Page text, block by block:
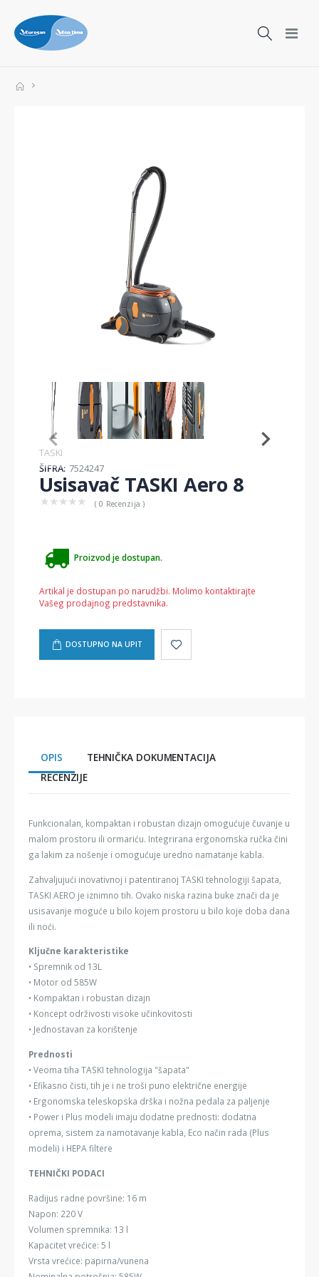
Item
1
of
5
TASKI
ŠIFRA: 7524247
Usisavač TASKI Aero 8
★ ★ ★ ★ ★ ( 0 Recenzija )
Proizvod je dostupan.
Artikal je dostupan po narudžbi. Molimo kontaktirajte
Vašeg prodajnog predstavnika.
DOSTUPNO NA UPIT
OPIS
TEHNIČKA DOKUMENTACIJA
RECENZIJE
Funkcionalan, kompaktan i robustan dizajn omogućuje čuvanje u
malom prostoru ili ormariću. Integrirana ergonomska ručka čini
ga lakim za nošenje i omogućuje uredno namatanje kabla.
Zahvaljujući inovativnoj i patentiranoj TASKI tehnologiji šapata,
TASKI AERO je iznimno tih. Ovako niska razina buke znači da je
usisavanje moguće u bilo kojem prostoru u bilo koje doba dana
ili noći.
Ključne karakteristike
• Spremnik od 13L
• Motor od 585W
• Kompaktan i robustan dizajn
• Koncept održivosti visoke učinkovitosti
• Jednostavan za korištenje
Prednosti
• Veoma tiha TASKI tehnologija "šapata"
• Efikasno čisti, tih je i ne troši puno električne energije
• Ergonomska teleskopska drška i nožna pedala za paljenje
• Power i Plus modeli imaju dodatne prednosti: dodatna
oprema, sistem za namotavanje kabla, Eco način rada (Plus
modeli) i HEPA filtere
TEHNIČKI PODACI
Radijus radne površine: 16 m
Napon: 220 V
Volumen spremnika: 13 l
Kapacitet vrećice: 5 l
Vrsta vrećice: papirna/vunena